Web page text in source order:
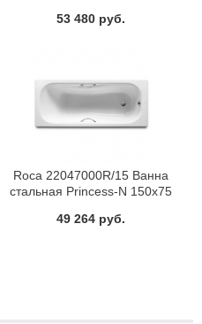
53 480 руб.
Roca 22047000R/15 Ванна
стальная Princess-N 150x75
49 264 руб.